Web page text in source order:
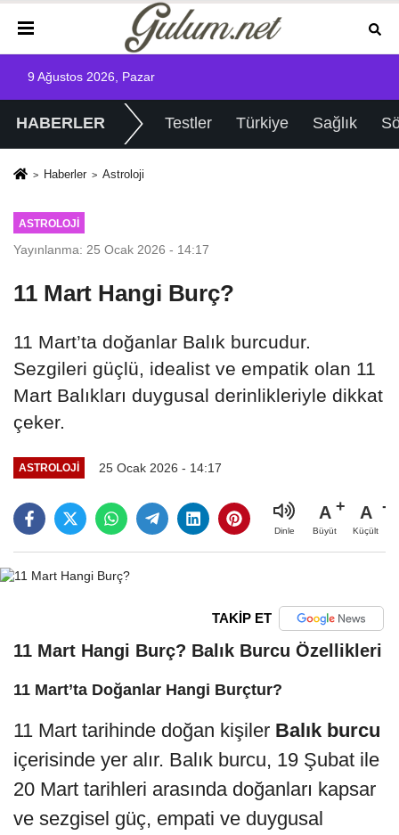
9 Ağustos 2026, Pazar
HABERLER Testler Türkiye Sağlık
Haberler Astroloji
ASTROLOJI
Yayınlanma: 25 Ocak 2026 - 14:17
11 Mart Hangi Burç?
11 Mart’ta doğanlar Balık burcudur.
Sezgileri güçlü, idealist ve empatik olan 11
Mart Balıkları duygusal derinlikleriyle dikkat
çeker.
ASTROLOJI 25 Ocak 2026 - 14:17
Dinle
A
Büyüt
A
Küçült
TAKİP ET
11 Mart Hangi Burç? Balık Burcu Özellikleri
11 Mart’ta Doğanlar Hangi Burçtur?
11 Mart tarihinde doğan kişiler Balık burcu
içerisinde yer alır. Balık burcu, 19 Şubat ile
20 Mart tarihleri arasında doğanları kapsar
ve sezgisel güç, empati ve duygusal